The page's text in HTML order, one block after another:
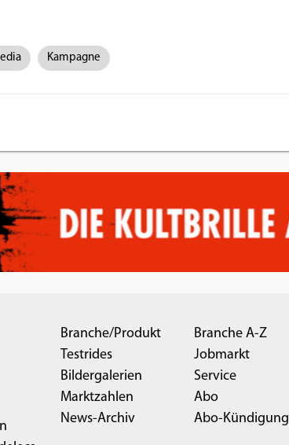
Kampagne
Branche/Produkt
Testrides
Bildergalerien
Marktzahlen
News-Archiv
Branche A-Z
Jobmarkt
Service
Abo
Abo-Kündigung